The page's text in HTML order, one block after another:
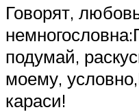
Говорят,
подумай,
моему,
караси!